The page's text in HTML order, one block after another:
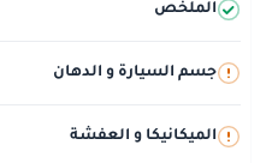
الملخص
جسم السيارة و الدهان
الميكانيكا و العفشة